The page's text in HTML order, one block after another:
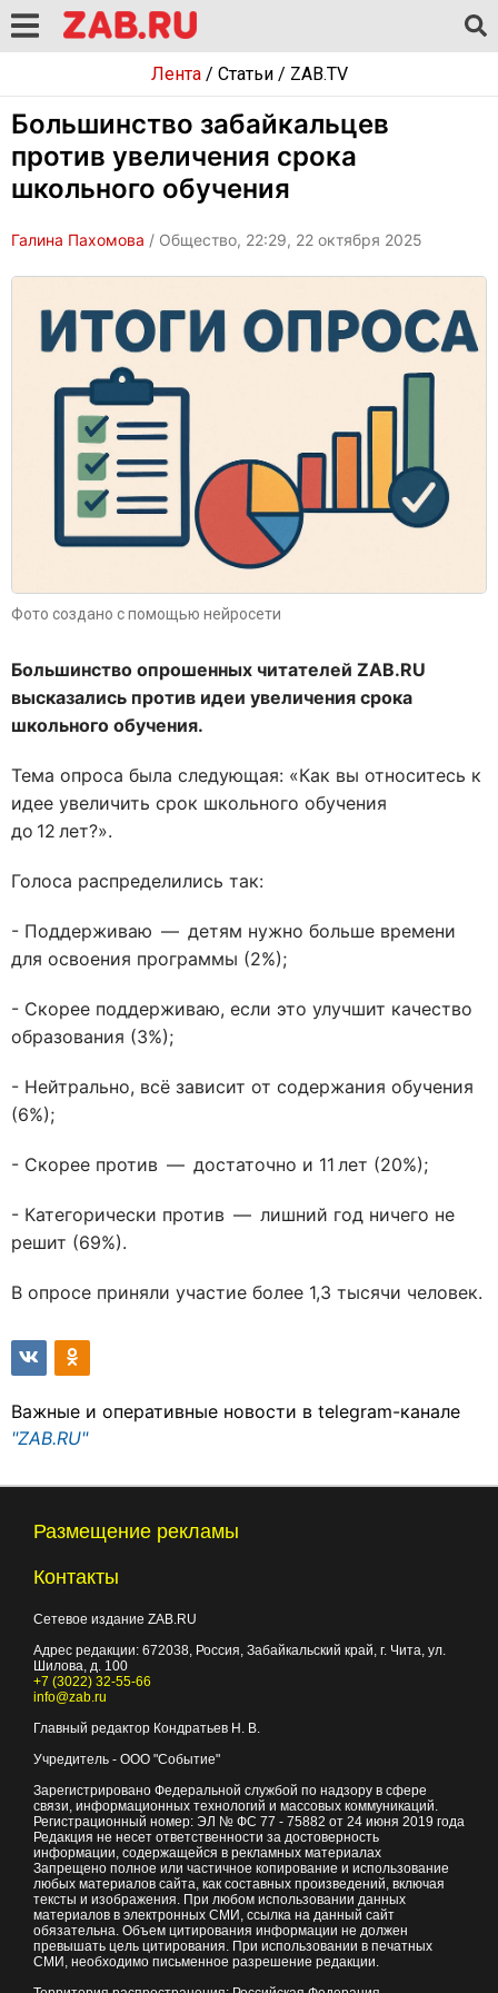
Лента/ Статьи/ ZAB.TV
Большинство забайкальцев
против увеличения срока
школьного обучения
Галина Пахомова / Общество, 22:29, 22 октября 2025
Фото создано с помощью нейросети
Большинство опрошенных читателей ZAB.RU
высказались против идеи увеличения срока
школьного обучения.
Тема опроса была следующая: «Как вы относитесь к
идее увеличить срок школьного обучения
до 12 лет?».
Голоса распределились так:
- Поддерживаю — детям нужно больше времени
для освоения программы (2%);
- Скорее поддерживаю, если это улучшит качество
образования (3%);
- Нейтрально, всё зависит от содержания обучения
(6%);
- Скорее против — достаточно и 11 лет (20%);
- Категорически против — лишний год ничего не
решит (69%).
В опросе приняли участие более 1,3 тысячи человек.
Важные и оперативные новости в telegram-канале
"ZAB.RU"
Размещение рекламы
Контакты
Сетевое издание ZAB.RU
Адрес редакции: 672038 , Россия, Забайкальский край, г. Чита ул.
Шилова, д. 100
+7 (3022) 32-55-66
info@zab.ru
Главный редактор Кондратьев Н. В.
Учредитель - ООО "Событие"
Зарегистрировано Федеральной службой по надзору в сфере
связи, информационных технологий и массовых коммуникаций.
Регистрационный номер: ЭЛ № ФС 77 - 75882 от 24 июня 2019 года
Редакция не несет ответственности за достоверность
информации, содержащейся в рекламных материалах
Запрещено полное или частичное копирование и использование
любых материалов сайта, как составных произведений, включая
тексты и изображения. При любом использовании данных
материалов в электронных СМИ, ссылка на данный сайт
обязательна. Объем цитирования информации не должен
превышать цель цитирования. При использовании в печатных
СМИ, необходимо письменное разрешение редакции.